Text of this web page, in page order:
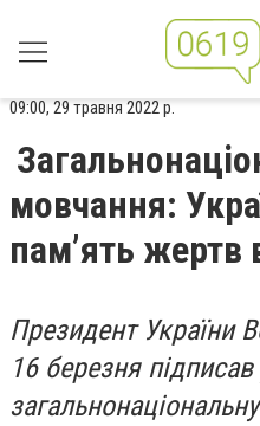
09:00, 29 травня 2022 р.
мовчання:
пам’ять жертв
Президент України
16 березня